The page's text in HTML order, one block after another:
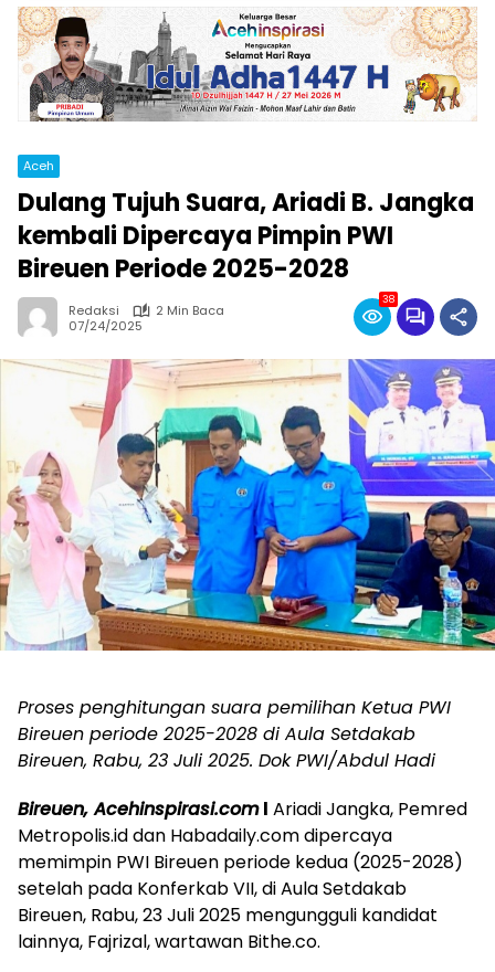
Aceh
Dulang Tujuh Suara, Ariadi B. Jangka
kembali Dipercaya Pimpin PWI
Bireuen Periode 2025-2028
Redaksi
2 Min Baca
07/24/2025
38
Proses penghitungan suara pemilihan Ketua PWI
Bireuen periode 2025-2028 di Aula Setdakab
Bireuen, Rabu, 23 Juli 2025. Dok PWI/Abdul Hadi
Bireuen, Acehinspirasi.coml Ariadi Jangka, Pemred
Metropolis.id dan Habadaily.com dipercaya
memimpin PWI Bireuen periode kedua (2025-2028)
setelah pada Konferkab VII, di Aula Setdakab
Bireuen, Rabu, 23 Juli 2025 mengungguli kandidat
lainnya, Fajrizal, wartawan Bithe.co.